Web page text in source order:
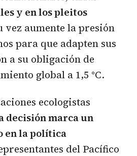
y en los pleitos
vez aumente la presión
para que adapten sus
a su obligación de
global a 1,5 °C.
ecologistas
decisión marca un
en la política
del Pacífico